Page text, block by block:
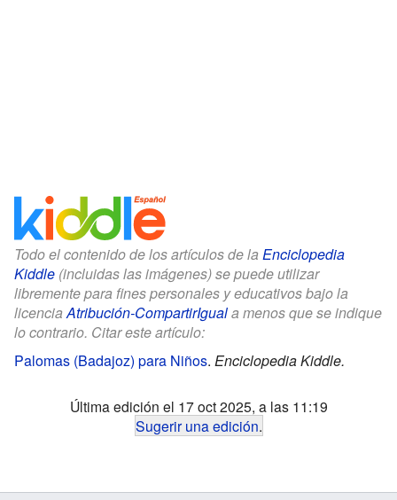
Todo el contenido de los artículos de la Enciclopedia
Kiddle (incluidas las imágenes) se puede utilizar
libremente para fines personales y educativos bajo la
licenciaAtribución-CompartirIguala menos que se indique
lo contrario. Citar este artículo:
Palomas (Badajoz) para Niños. Enciclopedia Kiddle.
Última edición el 17 oct 2025, a las 11:19
Sugerir una edición.